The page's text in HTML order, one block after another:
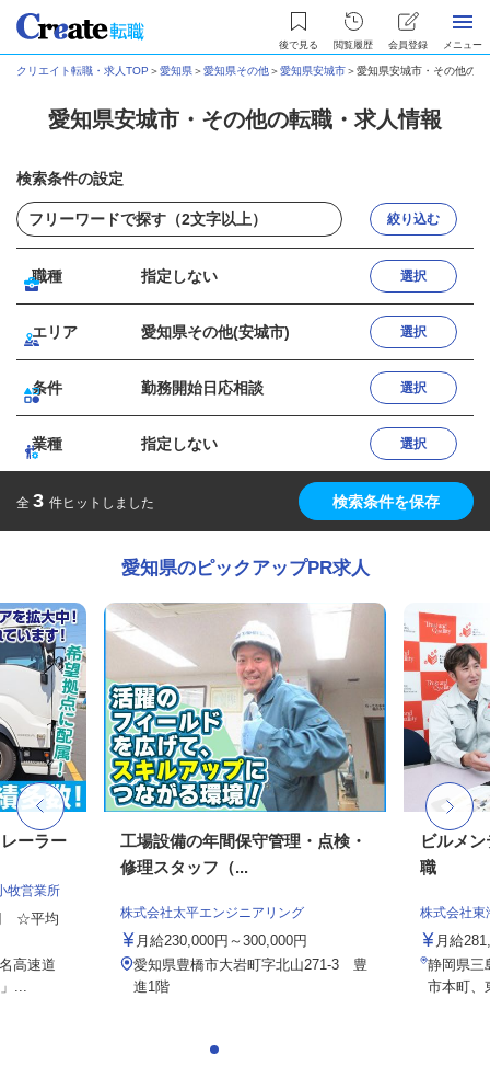
後で見る 閲覧履歴 会員登録 メニュー
クリエイト転職・求人TOP ＞愛知県＞愛知県その他＞愛知県安城市＞愛知県安城市・その他の
愛知県安城市・その他の転職・求人情報
検索条件の設定
絞り込む
職種 指定しない 選択
エリア 愛知県その他(安城市) 選択
条件 勤務開始日応相談 選択
業種 指定しない 選択
全 3 件ヒットしました 検索条件を保存
愛知県のピックアップPR求人
ーラー
牧営業所
☆平均
高速道
...
工場設備の年間保守管理・点検・
修理スタッフ（...
株式会社太平エンジニアリング
月給230,000円～300,000円
愛知県豊橋市大岩町字北山271-3 豊
進1階
ビルメ
職
株式会社東
月給
静岡県三
市本町、